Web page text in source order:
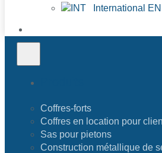
International EN
Coffres-forts
Coffres en location pour
Sas pour pietons
Construction métallique de